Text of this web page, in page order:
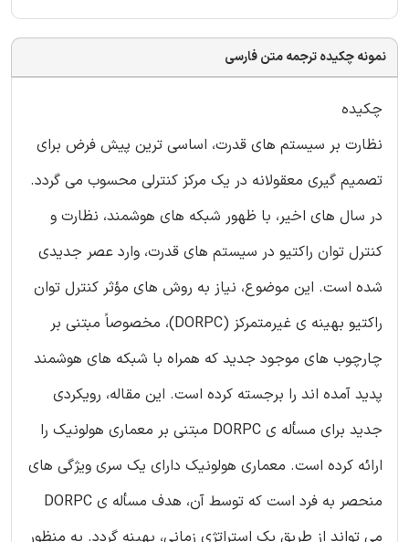
نمونه چکیده ترجمه متن فارسی
چکیده
نظارت بر سیستم های قدرت، اساسی ترین پیش فرض برای
تصمیم گیری معقولانه در یک مرکز کنترلی محسوب می گردد.
در سال های اخیر، با ظهور شبکه های هوشمند، نظارت و
کنترل توان راکتیو در سیستم های قدرت، وارد عصر جدیدی
شده است. این موضوع، نیاز به روش های مؤثر کنترل توان
راکتیو بهینه ی غیرمتمرکز (DORPC)، مخصوصاً مبتنی بر
چارچوب های موجود جدید که همراه با شبکه های هوشمند
پدید آمده اند را برجسته کرده است. این مقاله، رویکردی
جدید برای مسأله ی DORPC مبتنی بر معماری هولونیک را
ارائه کرده است. معماری هولونیک دارای یک سری ویژگی های
منحصر به فرد است که توسط آن، هدف مسأله ی DORPC
می تواند از طریق یک استراتژی زمانی، بهینه گردد. به منظور